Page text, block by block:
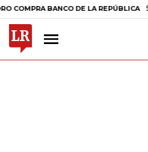
DE LA REPÚBLICA $ 399.745,16 +$